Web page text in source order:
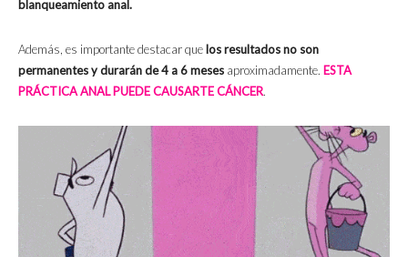
blanqueamiento anal.
Además, es importante destacar que los resultados no son
permanentes y durarán de 4 a 6 meses aproximadamente. ESTA
PRÁCTICA ANAL PUEDE CAUSARTE CÁNCER.